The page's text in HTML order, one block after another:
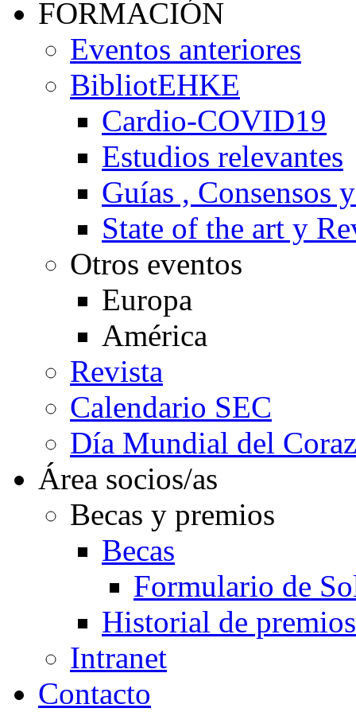
FORMACIÓN
Eventos anteriores
BibliotEHKE
Cardio-COVID19
Estudios relevantes
Guías , Consensos
State of the art y
Otros eventos
Europa
América
Revista
Calendario SEC
Día Mundial del
Área socios/as
Becas y premios
Becas
Formulario de
Historial de premios
Intranet
Contacto